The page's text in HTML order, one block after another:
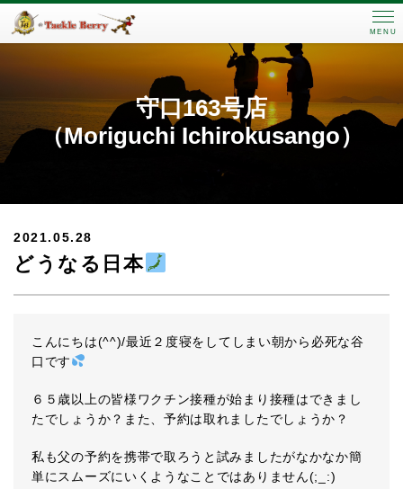
MENU
守口163号店
（Moriguchi Ichirokusango）
2021.05.28
どうなる日本
こんにちは(^^)/最近２度寝をしてしまい朝から必死な谷
口です
６５歳以上の皆様ワクチン接種が始まり接種はできまし
たでしょうか？また、予約は取れましたでしょうか？
私も父の予約を携帯で取ろうと試みましたがなかなか簡
単にスムーズにいくようなことではありません(;_:)